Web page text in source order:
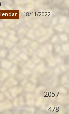
18/11/2022
2057
478